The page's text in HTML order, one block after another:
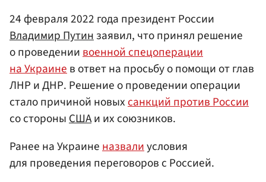
24 февраля 2022 года президент России
Владимир Путинзаявил, что принял решение
о проведениивоенной спецоперации
на Украинев ответ на просьбу о помощи от глав
ЛНР и ДНР. Решение о проведении операции
стало причиной новыхсанкций против России
со стороныСШАи их союзников.
Ранее на Украиненазвалиусловия
для проведения переговоров с Россией.